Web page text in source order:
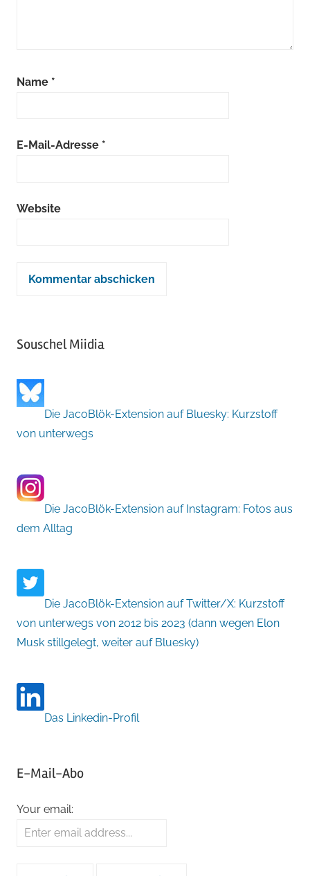
Name *
E-Mail-Adresse *
Website
Souschel Miidia
Die JacoBlök-Extension auf Bluesky: Kurzstoff
von unterwegs
Die JacoBlök-Extension auf Instagram: Fotos aus
dem Alltag
Die JacoBlök-Extension auf Twitter/X: Kurzstoff
von unterwegs von 2012 bis 2023 (dann wegen Elon
Musk stillgelegt, weiter auf Bluesky)
Das Linkedin-Profil
E-Mail-Abo
Your email: